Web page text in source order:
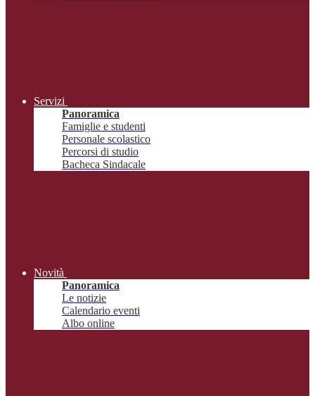
Servizi
Panoramica
Famiglie e studenti
Personale scolastico
Percorsi di studio
Bacheca Sindacale
Novità
Panoramica
Le notizie
Calendario eventi
Albo online